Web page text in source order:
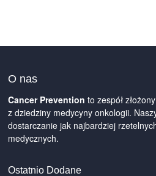
O nas
Cancer Prevention to zespół
z dziedziny medycyny onkologii.
dostarczanie jak najbardziej
medycznych.
Ostatnio Dodane